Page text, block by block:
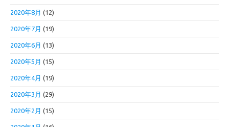
2020年8月 (12)
2020年7月 (19)
2020年6月 (13)
2020年5月 (15)
2020年4月 (19)
2020年3月 (29)
2020年2月 (15)